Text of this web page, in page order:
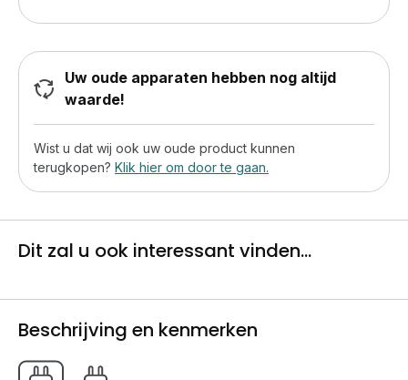
Uw oude apparaten hebben nog altijd
waarde!
Wist u dat wij ook uw oude product kunnen
terugkopen? Klik hier om door te gaan.
Dit zal u ook interessant vinden...
Beschrijving en kenmerken